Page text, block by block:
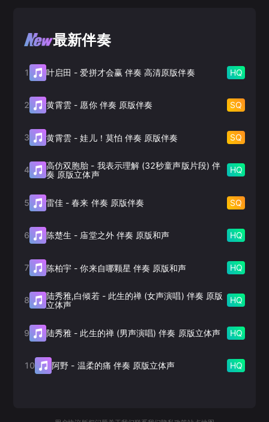
最新伴奏
1 叶启田 -爱拼才会赢 伴奏 高清原版伴奏 HQ
2 黄霄雲 - 愿你 伴奏 原版伴奏 SQ
3 黄霄雲 -娃儿！莫怕 伴奏 原版伴奏 SQ
4 高仿双胞胎 - 我表示理解 (32秒童声版片段) 伴
奏 原版立体声
HQ
5 雷佳 -春来 伴奏 原版伴奏 SQ
6 陈楚生 - 庙堂之外 伴奏 原版和声 HQ
7 陈柏宇 -你来自哪颗星 伴奏 原版和声 HQ
8 陆秀雅,白倾若- 此生的禅 (女声演唱) 伴奏 原版
立体声
HQ
9 陆秀雅 - 此生的禅 (男声演唱) 伴奏 原版立体声 HQ
10 阿野 - 温柔的痛 伴奏 原版立体声 HQ